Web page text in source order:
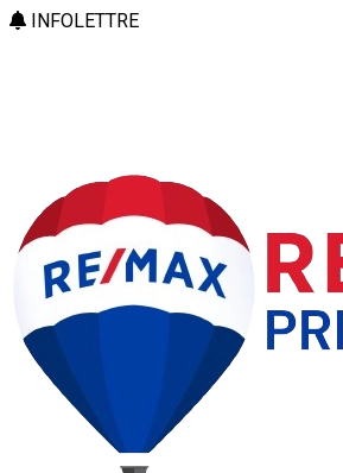
INFOLETTRE